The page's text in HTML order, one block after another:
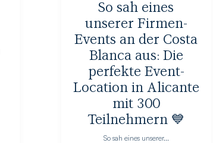
So sah eines
unserer Firmen-
Events an der Costa
Blanca aus: Die
perfekte Event-
Location in Alicante
mit 300
Teilnehmern 💙
So sah eines unserer...